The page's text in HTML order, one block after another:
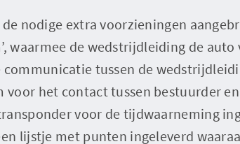
nodige extra voorzieningen
waarmee de wedstrijdleiding de auto
tussen de
voor het contact tussen bestuurder
voor de tijdwaarneming
lijstje met punten ingeleverd